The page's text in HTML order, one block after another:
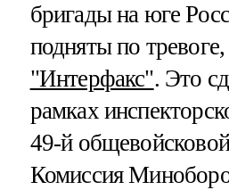
бригады на юге
подняты по тревоге,
"Интерфакс". Это
рамках
49-й
Комиссия